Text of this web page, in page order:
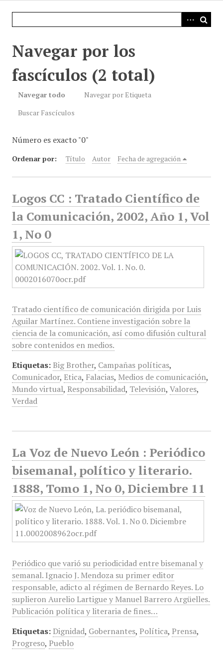
Navegar por los
fascículos (2 total)
Navegar todo
Navegar por Etiqueta
Buscar Fascículos
Número es exacto "0"
Ordenar por: Título Autor Fecha de agregación
Logos CC : Tratado Científico de
la Comunicación, 2002, Año 1, Vol
1, No 0
Tratado científico de comunicación dirigida por Luis
Aguilar Martínez. Contiene investigación sobre la
ciencia de la comunicación, así como difusión cultural
sobre contenidos en medios.
Etiquetas: Big Brother, Campañas políticas,
Comunicador, Etica, Falacias, Medios de comunicación,
Mundo virtual, Responsabilidad, Televisión, Valores,
Verdad
La Voz de Nuevo León : Periódico
bisemanal, político y literario.
1888, Tomo 1, No 0, Diciembre 11
Periódico que varió su periodicidad entre bisemanal y
semanal. Ignacio J. Mendoza su primer editor
responsable, adicto al régimen de Bernardo Reyes. Lo
suplieron Aurelio Lartigue y Manuel Barrero Argüelles.
Publicación política y literaria de fines…
Etiquetas: Dignidad, Gobernantes, Política, Prensa,
Progreso, Pueblo